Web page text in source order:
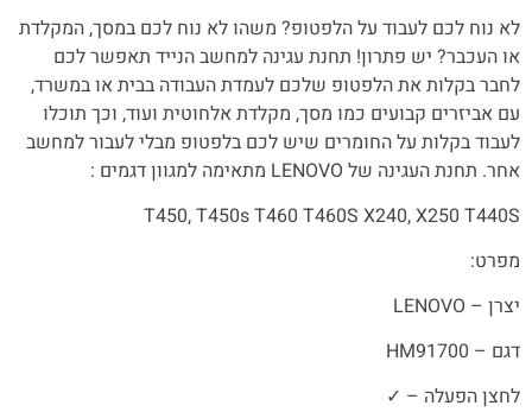
לא נוח לכם לעבוד על הלפטופ? משהו לא נוח לכם במסך, המקלדת
או העכבר? יש פתרון! תחנת עגינה למחשב הנייד תאפשר לכם
לחבר בקלות את הלפטופ שלכם לעמדת העבודה בבית או במשרד,
עם אביזרים קבועים כמו מסך, מקלדת אלחוטית ועוד, וכך תוכלו
לעבוד בקלות על החומרים שיש לכם בלפטופ מבלי לעבור למחשב
אחר. תחנת העגינה של LENOVO מתאימה למגוון דגמים :
T450, T450s T460 T460S X240, X250 T440S
מפרט:
יצרן – LENOVO
דגם – 00
HM917
לחצן הפעלה – ✓